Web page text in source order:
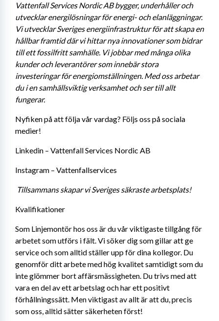
Vattenfall Services Nordic AB bygger, underhåller och
utvecklar energilösningar för energi- och elanläggningar.
Vi utvecklar Sveriges energiinfrastruktur för att skapa en
hållbar framtid där vi hittar nya innovationer som bidrar
till ett fossilfritt samhälle. Vi jobbar med många olika
kunder och leverantörer som innebär stora
investeringar för energiomställningen. Med oss arbetar
du i en samhällsviktig verksamhet och ser till allt
fungerar.
Nyfiken på att följa vår vardag? Följs oss på sociala
medier!
Linkedin – Vattenfall Services Nordic AB
Instagram – Vattenfallservices
Tillsammans skapar vi Sveriges säkraste arbetsplats!
Kvalifikationer
Som Linjemontör hos oss är du vår viktigaste tillgång för
arbetet som utförs i fält. Vi söker dig som gillar att ge
service och som alltid ställer upp för dina kollegor. Du
genomför ditt arbete med hög kvalitet samtidigt som du
inte glömmer bort affärsmässigheten. Du trivs med att
vara en del av ett arbetslag och har ett positivt
förhållningssätt. Men viktigast av allt är att du, precis
som oss, alltid sätter säkerheten först!